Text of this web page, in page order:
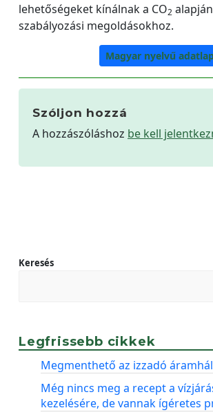
lehetőségeket kínálnak a CO2
szabályozási megoldásokhoz.
Magyar nyelvű
Szóljon hozzá
A hozzászóláshoz be kell
Keresés
Legfrissebb cikkek
Megmenthető az izzadó
Még nincs meg a recept a
kezelésére, de vannak ígéretes